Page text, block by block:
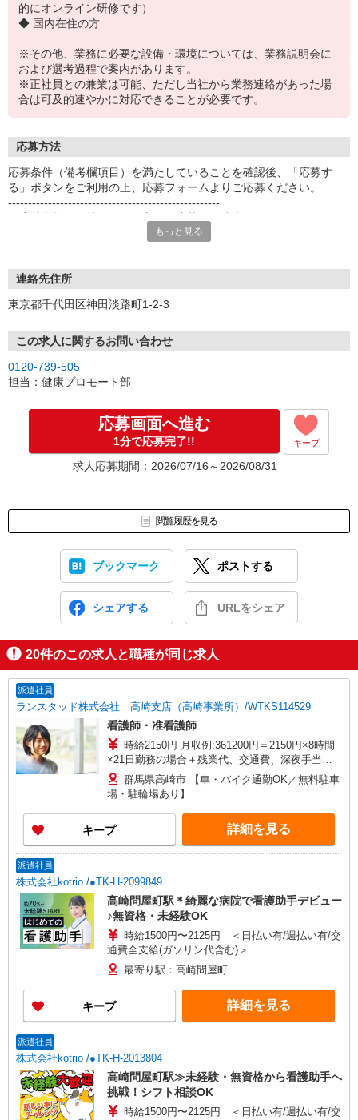
的にオンライン研修です）
◆ 国内在住の方
※その他、業務に必要な設備・環境については、業務説明会に
および選考過程で案内があります。
※正社員との兼業は可能、ただし当社から業務連絡があった場
合は可及的速やかに対応できることが必要です。
応募方法
応募条件（備考欄項目）を満たしていることを確認後、「応募す
る」ボタンをご利用の上、応募フォームよりご応募ください。
-----------------------------------------------------
-----------------------------------------------------
[1]応募ボタンよりエントリー
のご説明
[4]Web面接（PC・スマートフォンによるオンライン面接）
[5]保健指導相談員登録
[6]新人研修（オンライン研修や集合・個別研修、自己学習）
[7]お仕事開始
もっと見る
連絡先住所
東京都千代田区神田淡路町1-2-3
この求人に関するお問い合わせ
0120-739-505
担当：健康プロモート部
応募画面へ進む
1分で応募完了!! キープ
求人応募期間：2026/07/16～2026/08/31
閲覧履歴を見る
ブックマーク ポストする
シェアする URLをシェア
20件のこの求人と職種が同じ求人
派遣社員
ランスタッド株式会社 高崎支店（高崎事業所）/WTKS114529
看護師・准看護師
時給2150円 月収例:361200円＝2150円×8時間
×21日勤務の場合＋残業代、交通費、深夜手当別
途支給 ※交通費実費支給／当社規定あり。
群馬県高崎市 【車・バイク通勤OK／無料駐車
場・駐輪場あり】
キープ 詳細を見る
派遣社員
株式会社kotrio /●TK-H-2099849
高崎問屋町駅＊綺麗な病院で看護助手デビュー
♪無資格・未経験OK
時給1500円〜2125円 ＜日払い有/週払い有/交
通費全支給(ガソリン代含む)＞
最寄り駅：高崎問屋町
キープ 詳細を見る
派遣社員
株式会社kotrio /●TK-H-2013804
高崎問屋町駅≫未経験・無資格から看護助手へ
挑戦！シフト相談OK
時給1500円〜2125円 ＜日払い有/週払い有/交